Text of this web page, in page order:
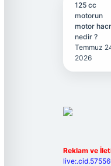
125 cc
motorun
motor
nedir ?
Temmuz
2026
Reklam ve